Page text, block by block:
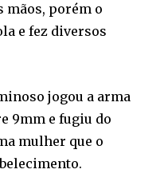
mãos, porém o
e fez diversos
jogou a arma
9mm e fugiu do
mulher que o